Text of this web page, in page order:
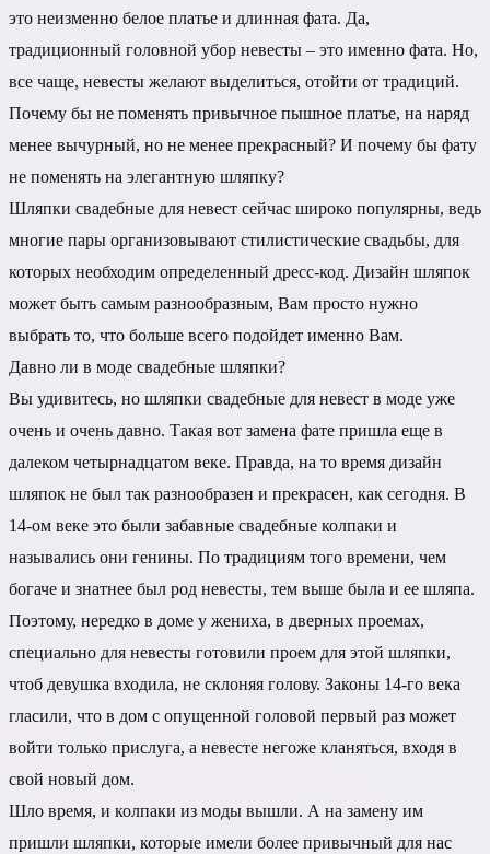
это неизменно белое платье и длинная фата. Да,
традиционный головной убор невесты – это именно фата. Но,
все чаще, невесты желают выделиться, отойти от традиций.
Почему бы не поменять привычное пышное платье, на наряд
менее вычурный, но не менее прекрасный? И почему бы фату
не поменять на элегантную шляпку?
Шляпки свадебные для невест сейчас широко популярны, ведь
многие пары организовывают стилистические свадьбы, для
которых необходим определенный дресс-код. Дизайн шляпок
может быть самым разнообразным, Вам просто нужно
выбрать то, что больше всего подойдет именно Вам.
Давно ли в моде свадебные шляпки?
Вы удивитесь, но шляпки свадебные для невест в моде уже
очень и очень давно. Такая вот замена фате пришла еще в
далеком четырнадцатом веке. Правда, на то время дизайн
шляпок не был так разнообразен и прекрасен, как сегодня. В
14-ом веке это были забавные свадебные колпаки и
назывались они генины. По традициям того времени, чем
богаче и знатнее был род невесты, тем выше была и ее шляпа.
Поэтому, нередко в доме у жениха, в дверных проемах,
специально для невесты готовили проем для этой шляпки,
чтоб девушка входила, не склоняя голову. Законы 14-го века
гласили, что в дом с опущенной головой первый раз может
войти только прислуга, а невесте негоже кланяться, входя в
свой новый дом.
Шло время, и колпаки из моды вышли. А на замену им
пришли шляпки, которые имели более привычный для нас